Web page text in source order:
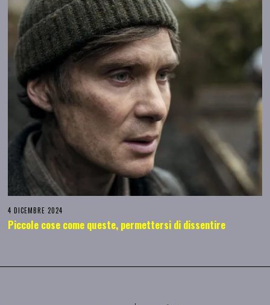
4 DICEMBRE 2024
Piccole cose come queste, permettersi di dissentire